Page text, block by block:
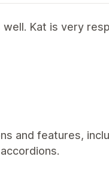
Kat is very
and features,